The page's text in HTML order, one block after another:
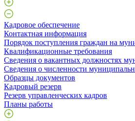
Кадровое обеспечение
Контактная информация
Порядок поступления граждан на
Квалификационные требования
Сведения о вакантных должностях
Сведения о численности
Образцы документов
Кадровый резерв
Резерв управленческих кадров
Планы работы